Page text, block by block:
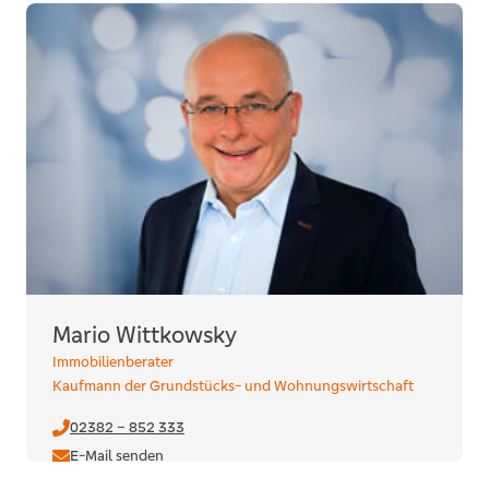
Mario Wittkowsky
Immobilienberater
Kaufmann der Grundstücks- und Wohnungswirtschaft
02382 – 852 333
E-Mail senden